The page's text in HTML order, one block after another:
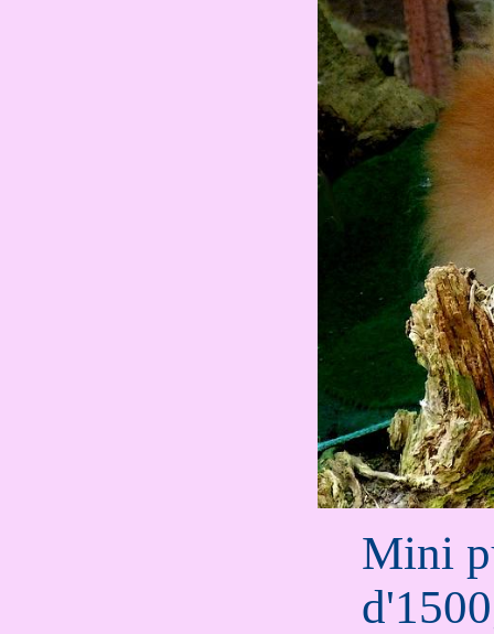
Mini